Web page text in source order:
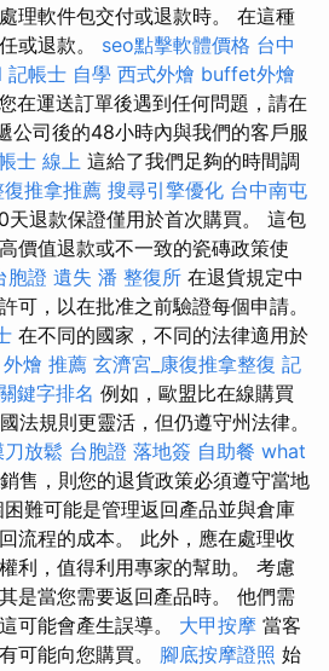
理軟件包交付或退款時。 在這種
或退款。 seo點擊軟體價格 台中
記帳士 自學 西式外燴 buffet外燴
在運送訂單後遇到任何問題，請在
公司後的48小時內與我們的客戶服
士 線上 這給了我們足夠的時間調
推拿推薦 搜尋引擎優化 台中南屯
天退款保證僅用於首次購買。 這包
價值退款或不一致的瓷磚政策使
胞證 遺失 潘 整復所 在退貨規定中
可，以在批准之前驗證每個申請。
在不同的國家，不同的法律適用於
燴 推薦 玄濟宮_康復推拿整復 記
鍵字排名 例如，歐盟比在線購買
法規則更靈活，但仍遵守州法律。
放鬆 台胞證 落地簽 自助餐 what
售，則您的退貨政策必須遵守當地
難可能是管理返回產品並與倉庫
流程的成本。 此外，應在處理收
利，值得利用專家的幫助。 考慮
是當您需要返回產品時。 他們需
可能會產生誤導。 大甲按摩 當客
可能向您購買。 腳底按摩證照 始